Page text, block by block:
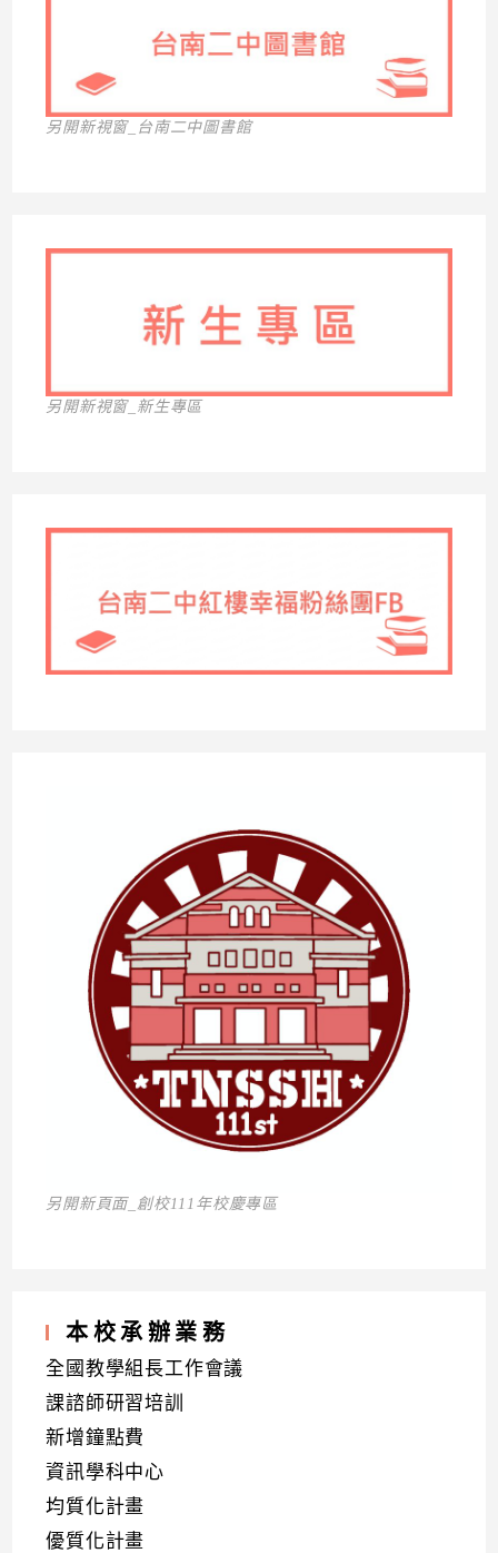
另開新視窗_台南二中圖書館
另開新視窗_新生專區
另開新頁面_創校111年校慶專區
本校承辦業務
全國教學組長工作會議
課諮師研習培訓
新增鐘點費
資訊學科中心
均質化計畫
優質化計畫